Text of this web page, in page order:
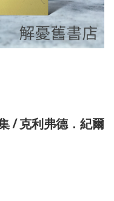
/ 克利弗德．紀爾